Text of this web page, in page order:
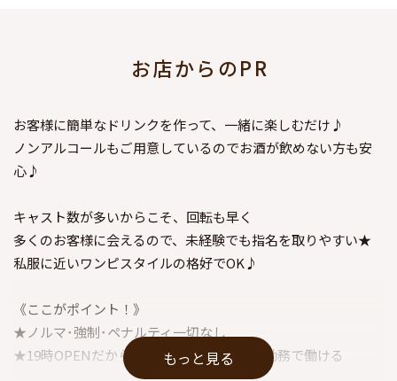
お店からのPR
お客様に簡単なドリンクを作って、一緒に楽しむだけ♪
ノンアルコールもご用意しているのでお酒が飲めない方も安
心♪
キャスト数が多いからこそ、回転も早く
多くのお客様に会えるので、未経験でも指名を取りやすい★
私服に近いワンピスタイルの格好でOK♪
《ここがポイント！》
★ノルマ･強制･ペナルティ一切なし
★19時OPENだから終電上がりでも長時間勤務で働ける
もっと見る